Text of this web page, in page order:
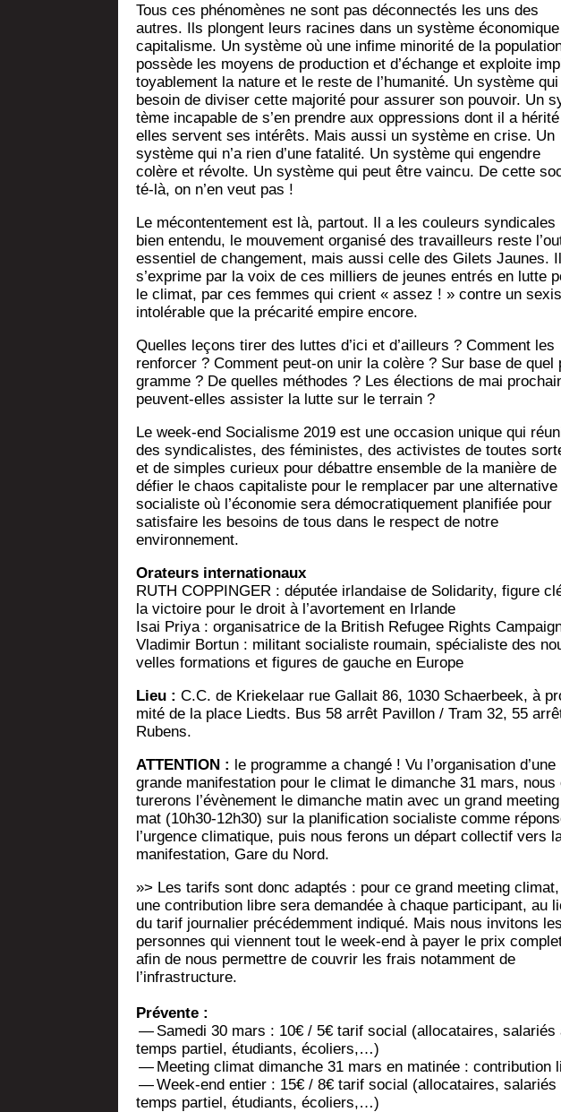
Tous ces phé­no­mènes ne sont pas décon­nec­tés les uns des
autres. Ils plongent leurs racines dans un sys­tème
capi­ta­lisme. Un sys­tème où une infime mino­ri­té de la
pos­sède les moyens de pro­duc­tion et d’é­change et exploite
toya­ble­ment la nature et le reste de l’hu­ma­ni­té. Un sys­tème qui
besoin de divi­ser cette majo­ri­té pour assu­rer son pou­voir. Un
tème inca­pable de s’en prendre aux oppres­sions dont il a
elles servent ses inté­rêts. Mais aus­si un sys­tème en crise. Un
sys­tème qui n’a rien d’une fata­li­té. Un sys­tème qui engendre
colère et révolte. Un sys­tème qui peut être vain­cu. De cette
té-là, on n’en veut pas !
Le mécon­ten­te­ment est là, par­tout. Il a les cou­leurs syn­di­cales
bien enten­du, le mou­ve­ment orga­ni­sé des tra­vailleurs reste
essen­tiel de chan­ge­ment, mais aus­si celle des Gilets Jaunes. Il
s’ex­prime par la voix de ces mil­liers de jeunes entrés en lutte
le cli­mat, par ces femmes qui crient « assez ! » contre un
into­lé­rable que la pré­ca­ri­té empire encore.
Quelles leçons tirer des luttes d’i­ci et d’ailleurs ? Com­ment les
ren­for­cer ? Com­ment peut-on unir la colère ? Sur base de
gramme ? De quelles méthodes ? Les élec­tions de mai
peuvent-elles assis­ter la lutte sur le terrain ?
Le week-end Socia­lisme 2019 est une occa­sion unique qui
des syn­di­ca­listes, des fémi­nistes, des acti­vistes de toutes
et de simples curieux pour débattre ensemble de la manière de
défier le chaos capi­ta­liste pour le rem­pla­cer par une alter­na­tive
socia­liste où l’é­co­no­mie sera démo­cra­ti­que­ment pla­ni­fiée pour
satis­faire les besoins de tous dans le res­pect de notre
environnement.
Ora­teurs internationaux
RUTH COPPINGER : dépu­tée irlan­daise de Soli­da­ri­ty, figure
la vic­toire pour le droit à l’avortement en Irlande
Isai Priya : orga­ni­sa­trice de la Bri­tish Refu­gee Rights
Vla­di­mir Bor­tun : mili­tant socia­liste rou­main, spé­cia­liste des
velles for­ma­tions et figures de gauche en Europe
Lieu : C.C. de Krie­ke­laar rue Gal­lait 86, 1030 Schaer­beek, à
mi­té de la place Liedts. Bus 58 arrêt Pavillon / Tram 32, 55
Rubens.
ATTENTION : le pro­gramme a chan­gé ! Vu l’organisation d’une
grande mani­fes­ta­tion pour le cli­mat le dimanche 31 mars,
tu­re­rons l’évènement le dimanche matin avec un grand
mat (10h30-12h30) sur la pla­ni­fi­ca­tion socia­liste comme
l’urgence cli­ma­tique, puis nous ferons un départ col­lec­tif vers
mani­fes­ta­tion, Gare du Nord.
»> Les tarifs sont donc adap­tés : pour ce grand mee­ting cli­mat,
une contri­bu­tion libre sera deman­dée à chaque par­ti­ci­pant, au
du tarif jour­na­lier pré­cé­dem­ment indi­qué. Mais nous invi­tons les
per­sonnes qui viennent tout le week-end à payer le prix
afin de nous per­mettre de cou­vrir les frais notam­ment de
l’infrastructure.
Prévente :
— Same­di 30 mars : 10€ / 5€ tarif social (allo­ca­taires, sala­riés
temps par­tiel, étu­diants, écoliers,…)
— Mee­ting cli­mat dimanche 31 mars en mati­née : contri­bu­tion
— Week-end entier : 15€ / 8€ tarif social (allo­ca­taires, sala­riés
temps par­tiel, étu­diants, écoliers,…)